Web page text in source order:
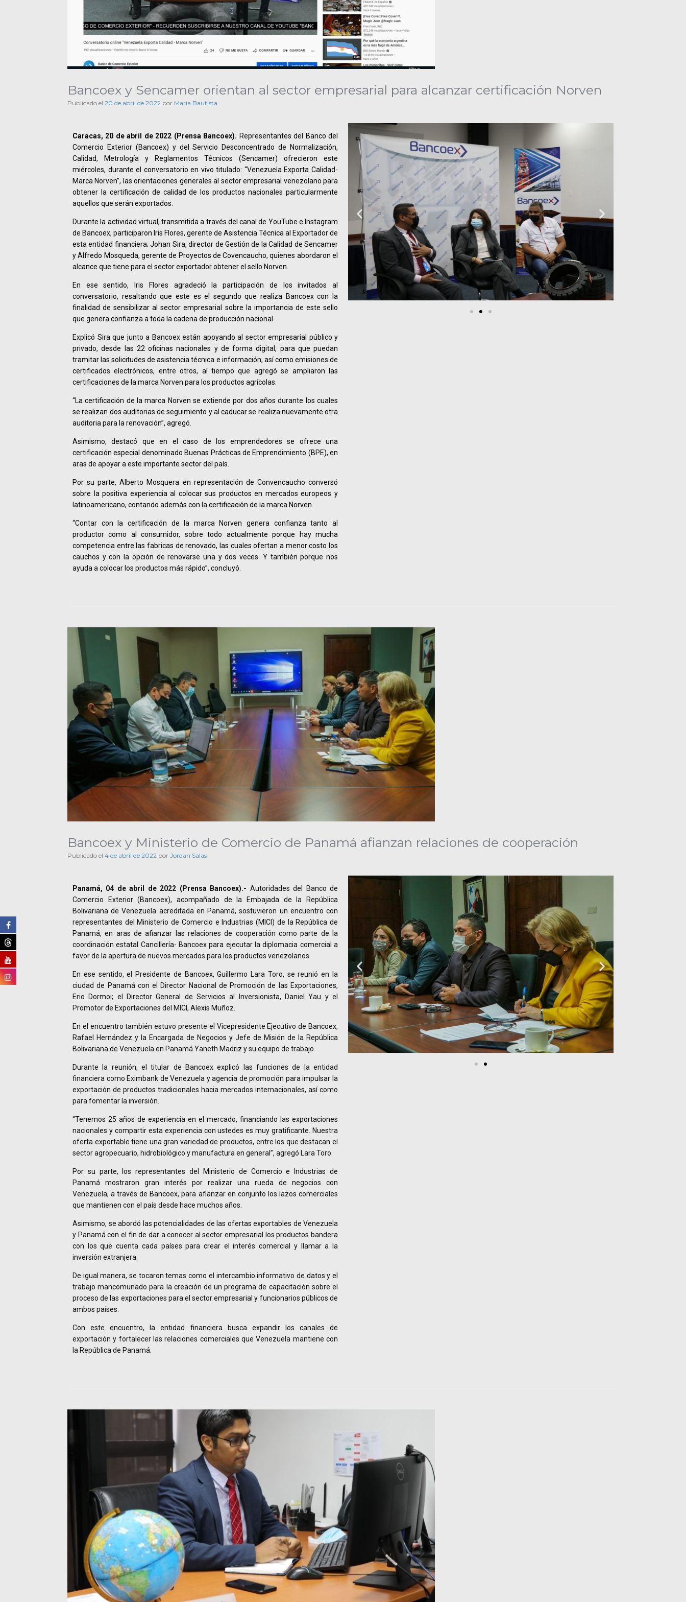
Bancoex y Sencamer orientan al sector empresarial para alcanzar certificación Norven
Publicado el 20 de abril de 2022 por Maria Bautista
Caracas, 20 de abril de 2022 (Prensa Bancoex). Representantes del Banco del
Comercio Exterior (Bancoex) y del Servicio Desconcentrado de Normalización,
Calidad, Metrología y Reglamentos Técnicos (Sencamer) ofrecieron este
miércoles, durante el conversatorio en vivo titulado: “Venezuela Exporta Calidad-
Marca Norven”, las orientaciones generales al sector empresarial venezolano para
obtener la certificación de calidad de los productos nacionales particularmente
aquellos que serán exportados.
Durante la actividad virtual, transmitida a través del canal de YouTube e Instagram
de Bancoex, participaron Iris Flores, gerente de Asistencia Técnica al Exportador de
esta entidad financiera; Johan Sira, director de Gestión de la Calidad de Sencamer
y Alfredo Mosqueda, gerente de Proyectos de Covencaucho, quienes abordaron el
alcance que tiene para el sector exportador obtener el sello Norven.
En ese sentido, Iris Flores agradeció la participación de los invitados al
conversatorio, resaltando que este es el segundo que realiza Bancoex con la
finalidad de sensibilizar al sector empresarial sobre la importancia de este sello
que genera confianza a toda la cadena de producción nacional.
Explicó Sira que junto a Bancoex están apoyando al sector empresarial público y
privado, desde las 22 oficinas nacionales y de forma digital, para que puedan
tramitar las solicitudes de asistencia técnica e información, así como emisiones de
certificados electrónicos, entre otros, al tiempo que agregó se ampliaron las
certificaciones de la marca Norven para los productos agrícolas.
“La certificación de la marca Norven se extiende por dos años durante los cuales
se realizan dos auditorias de seguimiento y al caducar se realiza nuevamente otra
auditoria para la renovación”, agregó.
Asimismo, destacó que en el caso de los emprendedores se ofrece una
certificación especial denominado Buenas Prácticas de Emprendimiento (BPE), en
aras de apoyar a este importante sector del país.
Por su parte, Alberto Mosquera en representación de Convencaucho conversó
sobre la positiva experiencia al colocar sus productos en mercados europeos y
latinoamericano, contando además con la certificación de la marca Norven.
“Contar con la certificación de la marca Norven genera confianza tanto al
productor como al consumidor, sobre todo actualmente porque hay mucha
competencia entre las fabricas de renovado, las cuales ofertan a menor costo los
cauchos y con la opción de renovarse una y dos veces. Y también porque nos
ayuda a colocar los productos más rápido”, concluyó.
Bancoex y Ministerio de Comercio de Panamá afianzan relaciones de cooperación
Publicado el 4 de abril de 2022 por Jordan Salas
Panamá, 04 de abril de 2022 (Prensa Bancoex).- Autoridades del Banco de
Comercio Exterior (Bancoex), acompañado de la Embajada de la República
Bolivariana de Venezuela acreditada en Panamá, sostuvieron un encuentro con
representantes del Ministerio de Comercio e Industrias (MICI) de la República de
Panamá, en aras de afianzar las relaciones de cooperación como parte de la
coordinación estatal Cancillería- Bancoex para ejecutar la diplomacia comercial a
favor de la apertura de nuevos mercados para los productos venezolanos.
En ese sentido, el Presidente de Bancoex, Guillermo Lara Toro, se reunió en la
ciudad de Panamá con el Director Nacional de Promoción de las Exportaciones,
Erio Dormoi; el Director General de Servicios al Inversionista, Daniel Yau y el
Promotor de Exportaciones del MICI, Alexis Muñoz.
En el encuentro también estuvo presente el Vicepresidente Ejecutivo de Bancoex,
Rafael Hernández y la Encargada de Negocios y Jefe de Misión de la República
Bolivariana de Venezuela en Panamá Yaneth Madriz y su equipo de trabajo.
Durante la reunión, el titular de Bancoex explicó las funciones de la entidad
financiera como Eximbank de Venezuela y agencia de promoción para impulsar la
exportación de productos tradicionales hacia mercados internacionales, así como
para fomentar la inversión.
“Tenemos 25 años de experiencia en el mercado, financiando las exportaciones
nacionales y compartir esta experiencia con ustedes es muy gratificante. Nuestra
oferta exportable tiene una gran variedad de productos, entre los que destacan el
sector agropecuario, hidrobiológico y manufactura en general”, agregó Lara Toro.
Por su parte, los representantes del Ministerio de Comercio e Industrias de
Panamá mostraron gran interés por realizar una rueda de negocios con
Venezuela, a través de Bancoex, para afianzar en conjunto los lazos comerciales
que mantienen con el país desde hace muchos años.
Asimismo, se abordó las potencialidades de las ofertas exportables de Venezuela
y Panamá con el fin de dar a conocer al sector empresarial los productos bandera
con los que cuenta cada países para crear el interés comercial y llamar a la
inversión extranjera.
De igual manera, se tocaron temas como el intercambio informativo de datos y el
trabajo mancomunado para la creación de un programa de capacitación sobre el
proceso de las exportaciones para el sector empresarial y funcionarios públicos de
ambos países.
Con este encuentro, la entidad financiera busca expandir los canales de
exportación y fortalecer las relaciones comerciales que Venezuela mantiene con
la República de Panamá.